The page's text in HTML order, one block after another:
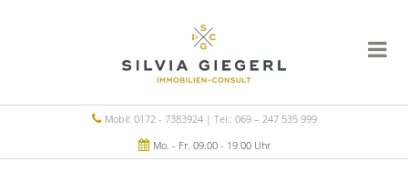
Mobil: 0172 - 7383924 | Tel.: 069 – 247 535 999
Mo. - Fr. 09.00 - 19.00 Uhr